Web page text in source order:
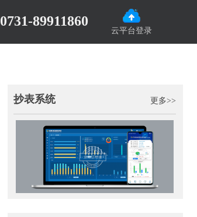
云平台登录
0731-89911860
抄表系统 更多>>